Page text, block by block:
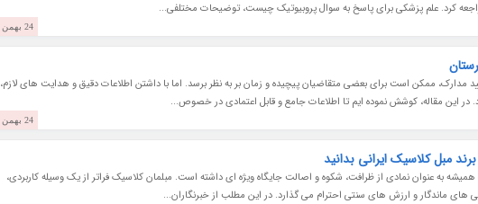
کرد. علم پزشکی برای پاسخ به سوال پروبیوتیک چیست، توضیحات مختلفی...
24 بهمن 1403
مدارک، ممکن است برای بعضی متقاضیان پیچیده و زمان بر به نظر برسد. اما با داشتن اطلاعات دقیق و هدایت های لازم،
در این مقاله، کوشش نموده ایم تا اطلاعات جامع و قابل اعتمادی در خصوص...
24 بهمن 1403
مبل کلاسیک ایرانی بدانید
به عنوان نمادی از ظرافت، شکوه و اصالت جایگاه ویژه ای داشته است. مبلمان کلاسیک فراتر از یک وسیله کاربردی،
های ماندگار و ارزش های سنتی احترام می گذارد. در این مطلب از خبرنگاران...